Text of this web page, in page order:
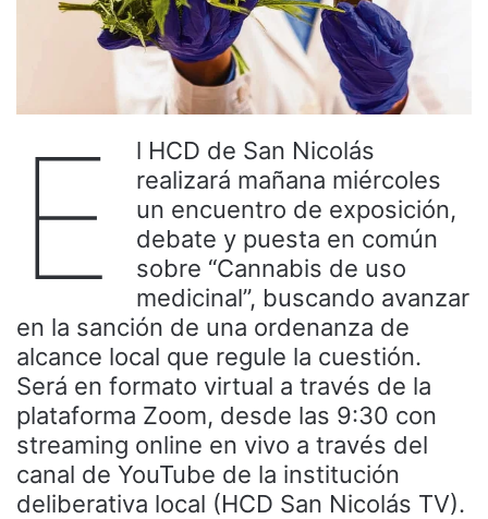
E
l HCD de San Nicolás
realizará mañana miércoles
un encuentro de exposición,
debate y puesta en común
sobre “Cannabis de uso
medicinal”, buscando avanzar
en la sanción de una ordenanza de
alcance local que regule la cuestión.
Será en formato virtual a través de la
plataforma Zoom, desde las 9:30 con
streaming online en vivo a través del
canal de YouTube de la institución
deliberativa local (HCD San Nicolás TV).